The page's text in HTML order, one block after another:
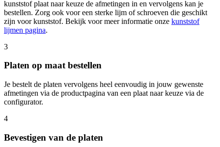
kunststof plaat naar keuze de afmetingen in en vervolgens kan je
bestellen. Zorg ook voor een sterke lijm of schroeven die geschikt
zijn voor kunststof. Bekijk voor meer informatie onze kunststof
lijmen pagina.
3
Platen op maat bestellen
Je bestelt de platen vervolgens heel eenvoudig in jouw gewenste
afmetingen via de productpagina van een plaat naar keuze via de
configurator.
4
Bevestigen van de platen